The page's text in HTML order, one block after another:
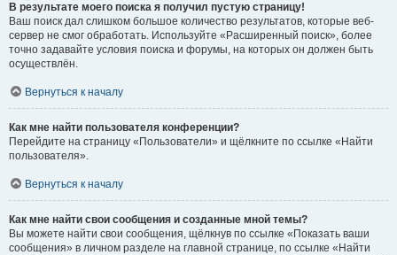
В результате моего поиска я получил пустую страницу!
Ваш поиск дал слишком большое количество результатов, которые веб-
сервер не смог обработать. Используйте «Расширенный поиск», более
точно задавайте условия поиска и форумы, на которых он должен быть
осуществлён.
Вернуться к началу
Как мне найти пользователя конференции?
Перейдите на страницу «Пользователи» и щёлкните по ссылке «Найти
пользователя».
Вернуться к началу
Как мне найти свои сообщения и созданные мной темы?
Вы можете найти свои сообщения, щёлкнув по ссылке «Показать ваши
сообщения» в личном разделе на главной странице, по ссылке «Найти